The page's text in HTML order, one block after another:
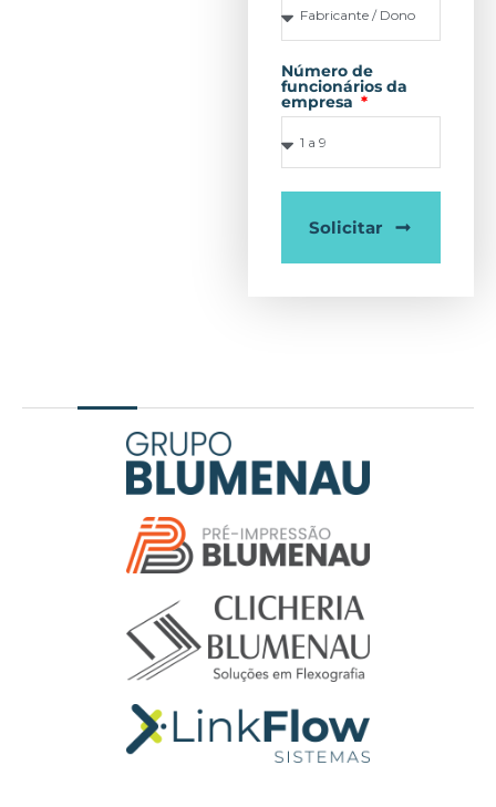
Número de
funcionários da
empresa
Solicitar